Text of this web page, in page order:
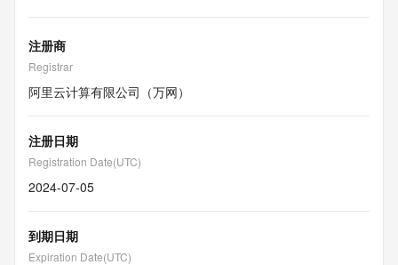
注册商
Registrar
阿里云计算有限公司（万网）
注册日期
Registration Date(UTC)
2024-07-05
到期日期
Expiration Date(UTC)